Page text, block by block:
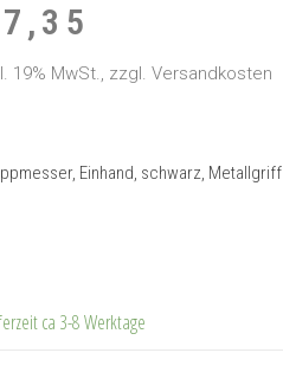
7,35
19% MwSt., zzgl. Versandkosten
Einhand, schwarz, Metallgriff
ca 3-8 Werktage